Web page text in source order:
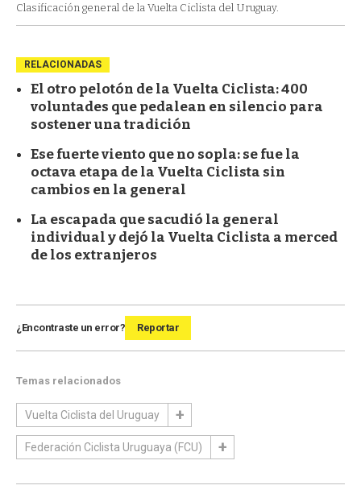
Clasificación general de la Vuelta Ciclista del Uruguay.
RELACIONADAS
El otro pelotón de la Vuelta Ciclista: 400
voluntades que pedalean en silencio para
sostener una tradición
Ese fuerte viento que no sopla: se fue la
octava etapa de la Vuelta Ciclista sin
cambios en la general
La escapada que sacudió la general
individual y dejó la Vuelta Ciclista a merced
de los extranjeros
¿Encontraste un error? Reportar
Temas relacionados
Vuelta Ciclista del Uruguay
Federación Ciclista Uruguaya (FCU)